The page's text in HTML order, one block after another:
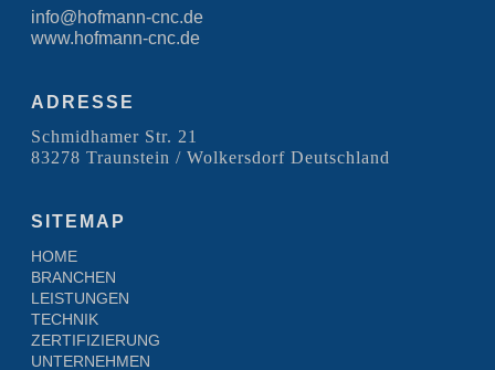
info@hofmann-cnc.de
www.hofmann-cnc.de
ADRESSE
Schmidhamer Str. 21
83278 Traunstein / Wolkersdorf Deutschland
SITEMAP
HOME
BRANCHEN
LEISTUNGEN
TECHNIK
ZERTIFIZIERUNG
UNTERNEHMEN